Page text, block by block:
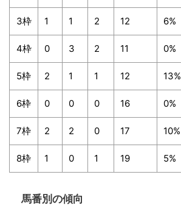
3枠 1 1 2 12 6%
4枠 0 3 2 11 0%
5枠 2 1 1 12 13%
6枠 0 0 0 16 0%
7枠 2 2 0 17 10%
8枠 1 0 1 19 5%
馬番別の傾向